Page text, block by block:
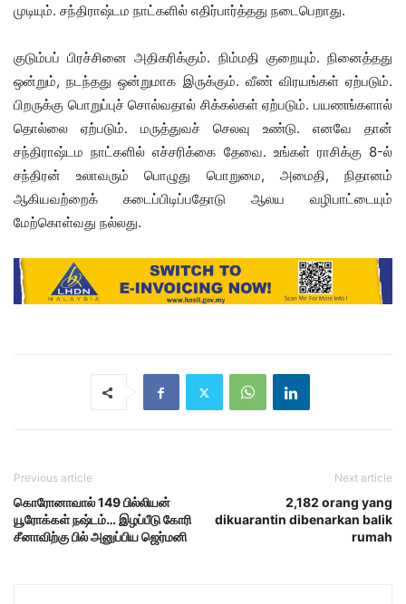
முடியும். சந்திராஷ்டம நாட்களில் எதிர்பார்த்தது நடைபெறாது.
குடும்பப் பிரச்சினை அதிகரிக்கும். நிம்மதி குறையும். நினைத்தது
ஒன்றும், நடந்தது ஒன்றுமாக இருக்கும். வீண் விரயங்கள் ஏற்படும்.
பிறருக்கு பொறுப்புச் சொல்வதால் சிக்கல்கள் ஏற்படும். பயணங்களால்
தொல்லை ஏற்படும். மருத்துவச் செலவு உண்டு. எனவே தான்
சந்திராஷ்டம நாட்களில் எச்சரிக்கை தேவை. உங்கள் ராசிக்கு 8-ல்
சந்திரன் உலாவரும் பொழுது பொறுமை, அமைதி, நிதானம்
ஆகியவற்றைக் கடைப்பிடிப்பதோடு ஆலய வழிபாட்டையும்
மேற்கொள்வது நல்லது.
Previous article
கொரோனாவால் 149 பில்லியன்
யூரோக்கள் நஷ்டம்… இழப்பீடு கோரி
சீனாவிற்கு பில் அனுப்பிய ஜெர்மனி
Next article
2,182 orang yang
dikuarantin dibenarkan balik
rumah